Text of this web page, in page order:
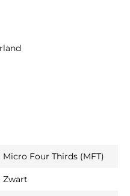
Micro Four Thirds (MFT)
Zwart